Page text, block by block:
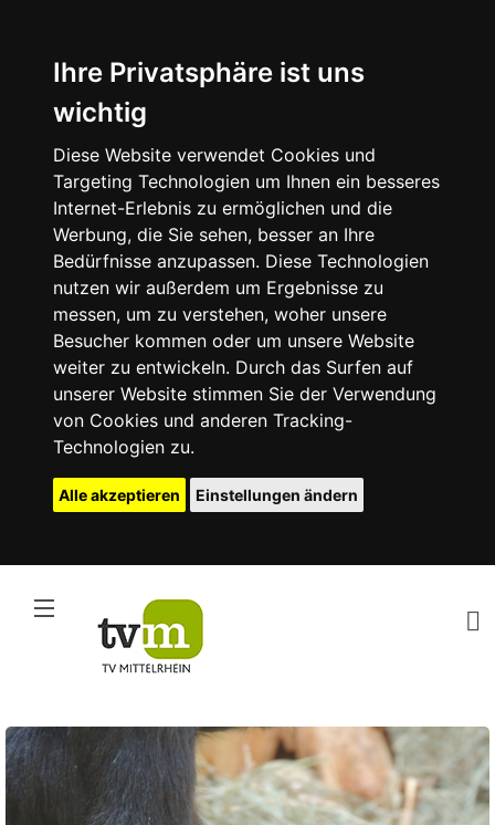
Ihre Privatsphäre ist uns
wichtig
Diese Website verwendet Cookies und
Targeting Technologien um Ihnen ein besseres
Internet-Erlebnis zu ermöglichen und die
Werbung, die Sie sehen, besser an Ihre
Bedürfnisse anzupassen. Diese Technologien
nutzen wir außerdem um Ergebnisse zu
messen, um zu verstehen, woher unsere
Besucher kommen oder um unsere Website
weiter zu entwickeln. Durch das Surfen auf
unserer Website stimmen Sie der Verwendung
von Cookies und anderen Tracking-
Technologien zu.
Alle akzeptieren Einstellungen ändern